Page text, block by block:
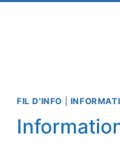
FIL D'INFO